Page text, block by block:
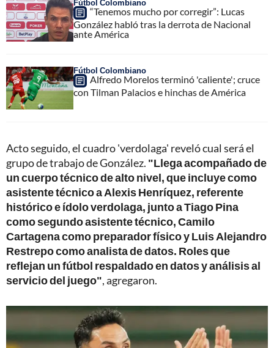
Fútbol Colombiano
“Tenemos mucho por corregir”: Lucas
González habló tras la derrota de Nacional
ante América
Fútbol Colombiano
Alfredo Morelos terminó 'caliente'; cruce
con Tilman Palacios e hinchas de América
Acto seguido, el cuadro 'verdolaga' reveló cual será el
grupo de trabajo de González. "Llega acompañado de
un cuerpo técnico de alto nivel, que incluye como
asistente técnico a Alexis Henríquez, referente
histórico e ídolo verdolaga, junto a Tiago Pina
como segundo asistente técnico, Camilo
Cartagena como preparador físico y Luis Alejandro
Restrepo como analista de datos. Roles que
reflejan un fútbol respaldado en datos y análisis al
servicio del juego", agregaron.